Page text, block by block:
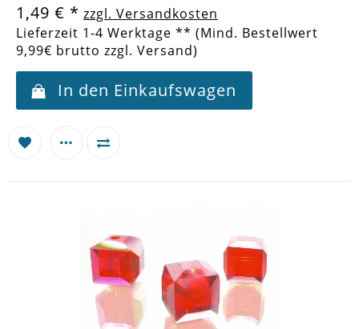
1,49 € * zzgl. Versandkosten
Lieferzeit 1-4 Werktage ** (Mind. Bestellwert
9,99€ brutto zzgl. Versand)
In den Einkaufswagen